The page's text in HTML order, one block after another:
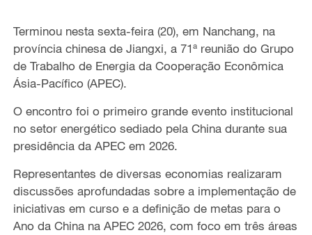
Terminou nesta sexta-feira (20), em Nanchang, na
província chinesa de Jiangxi, a 71ª reunião do Grupo
de Trabalho de Energia da Cooperação Econômica
Ásia-Pacífico (APEC).
O encontro foi o primeiro grande evento institucional
no setor energético sediado pela China durante sua
presidência da APEC em 2026.
Representantes de diversas economias realizaram
discussões aprofundadas sobre a implementação de
iniciativas em curso e a definição de metas para o
Ano da China na APEC 2026, com foco em três áreas